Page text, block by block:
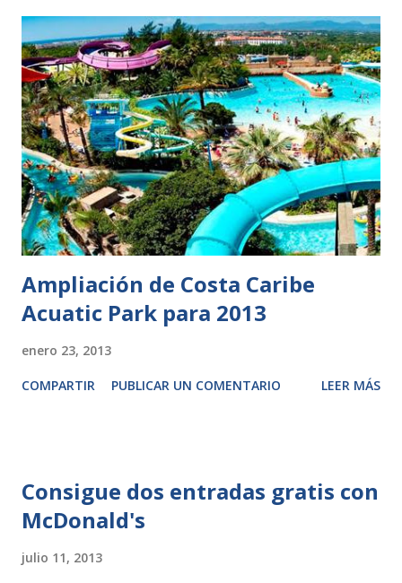
Ampliación de Costa Caribe
Acuatic Park para 2013
enero 23, 2013
COMPARTIR PUBLICAR UN COMENTARIO LEER MÁS
Consigue dos entradas gratis con
McDonald's
julio 11, 2013